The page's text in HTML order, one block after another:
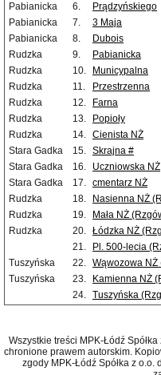
Pabianicka
6. Prądzyńskiego
Pabianicka
7. 3 Maja
Pabianicka
8. Dubois
Rudzka
9. Pabianicka
Rudzka
10. Municypalna
Rudzka
11. Przestrzenna
Rudzka
12. Farna
Rudzka
13. Popioły
Rudzka
14. Cienista NŻ
Stara Gadka
15. Skrajna #
Stara Gadka
16. Uczniowska NŻ
Stara Gadka
17. cmentarz NŻ
Rudzka
18. Nasienna NŻ
Rudzka
19. Mała NŻ
Rudzka
20. Łódzka NŻ
21.
Pl. 500-lecia
Tuszyńska
22. Wąwozowa NŻ
Tuszyńska
23. Kamienna NŻ
24. Tuszyńska
Wszystkie treści MPK-Łódź
chronione prawem autorskim.
zgody MPK-Łódź Spółka z o.o.